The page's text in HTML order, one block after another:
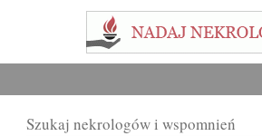
Szukaj nekrologów i wspomnień